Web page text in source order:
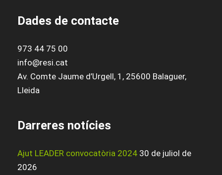
Dades de contacte
973 44 75 00
info@resi.cat
Av. Comte Jaume d’Urgell, 1, 25600 Balaguer,
Lleida
Darreres notícies
Ajut LEADER convocatòria 2024 30 de juliol de
2026